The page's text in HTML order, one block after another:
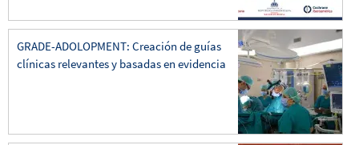
GRADE-ADOLOPMENT: Creación de guías
clínicas relevantes y basadas en evidencia